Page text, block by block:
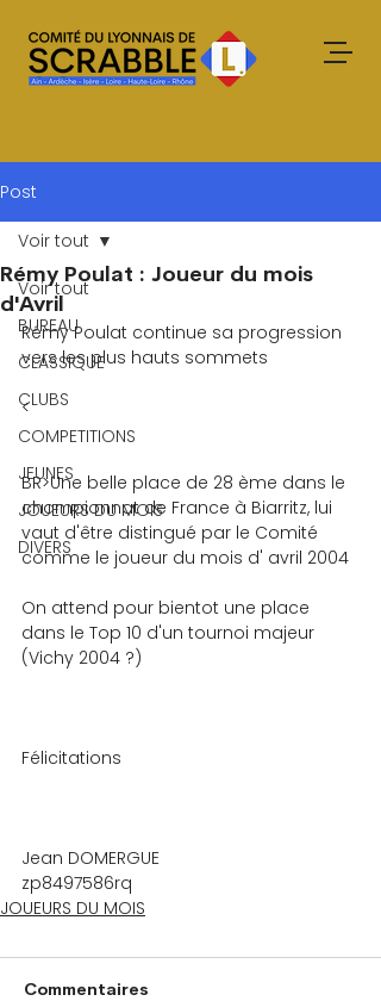
Post
Voir tout
BUREAU
CLASSIQUE
CLUBS
COMPETITIONS
JEUNES
JOUEURS DU MOIS
DIVERS
Voir tout
Rémy Poulat : Joueur du mois
d'Avril
Rémy Poulat continue sa progression
vers les plus hauts sommets
<
BR>Une belle place de 28 ème dans le
championnat de France à Biarritz, lui
vaut d'être distingué par le Comité
comme le joueur du mois d' avril 2004
On attend pour bientot une place
dans le Top 10 d'un tournoi majeur
(Vichy 2004 ?)
Félicitations
Jean DOMERGUE
zp8497586rq
JOUEURS DU MOIS
Commentaires